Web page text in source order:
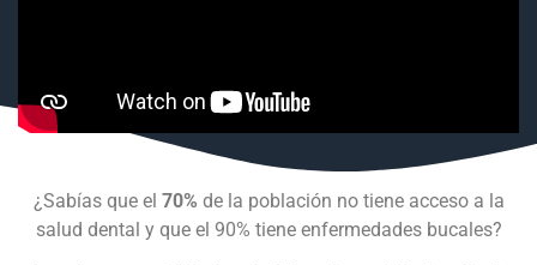
¿Sabías que el 70% de la población no tiene acceso a la
salud dental y que el 90% tiene enfermedades bucales?